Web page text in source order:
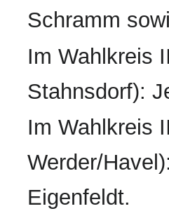
Schramm
Im Wahlkreis
Stahnsdorf):
Im Wahlkreis
Werder/
Eigenfeldt.